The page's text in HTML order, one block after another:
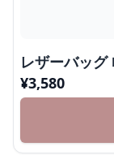
レザーバッグ
¥3,580